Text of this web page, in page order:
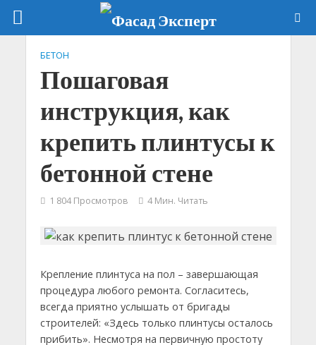
БЕТОН
Пошаговая
инструкция, как
крепить плинтусы к
бетонной стене
1 804 Просмотров 4 Мин. Читать
Крепление плинтуса на пол – завершающая
процедура любого ремонта. Согласитесь,
всегда приятно услышать от бригады
строителей: «Здесь только плинтусы осталось
прибить». Несмотря на первичную простоту